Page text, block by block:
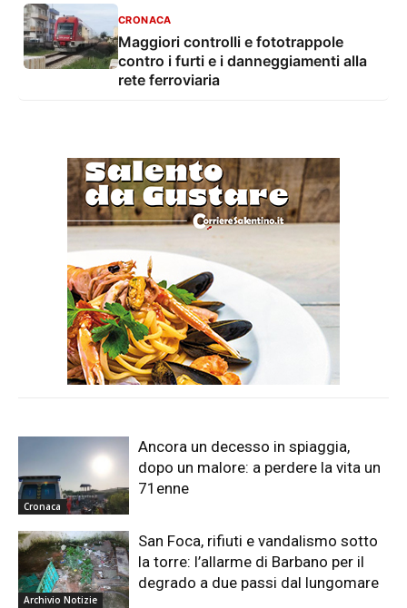
CRONACA
Maggiori controlli e fototrappole
contro i furti e i danneggiamenti alla
rete ferroviaria
Cronaca
Ancora un decesso in spiaggia,
dopo un malore: a perdere la vita un
71enne
Archivio Notizie
San Foca, rifiuti e vandalismo sotto
la torre: l’allarme di Barbano per il
degrado a due passi dal lungomare